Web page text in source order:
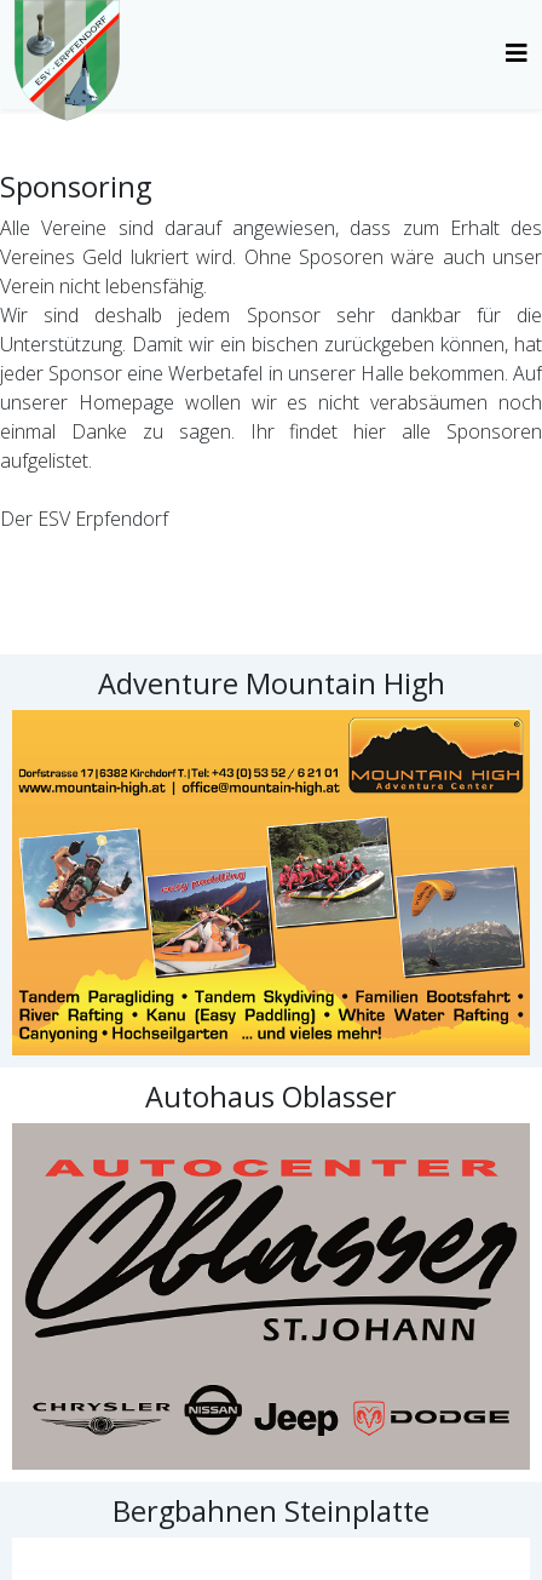
Sponsoring
Alle Vereine sind darauf angewiesen, dass zum Erhalt des
Vereines Geld lukriert wird. Ohne Sposoren wäre auch unser
Verein nicht lebensfähig.
Wir sind deshalb jedem Sponsor sehr dankbar für die
Unterstützung. Damit wir ein bischen zurückgeben können, hat
jeder Sponsor eine Werbetafel in unserer Halle bekommen. Auf
unserer Homepage wollen wir es nicht verabsäumen noch
einmal Danke zu sagen. Ihr findet hier alle Sponsoren
aufgelistet.
Der ESV Erpfendorf
Adventure Mountain High
Autohaus Oblasser
Bergbahnen Steinplatte